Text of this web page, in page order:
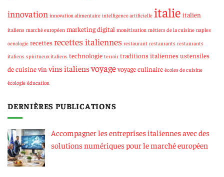
innovation innovation alimentaire intelligence artificielle italie italien
italiens marché européen marketing digital monétisation métiers de la cuisine naples
oenologie recettesrecettes italiennes restaurant restaurants restaurants
italiens spiritueux italiens technologie terroir traditions italiennesustensiles
de cuisinevin vins italiensvoyagevoyage culinaire écoles de cuisine
écologie éducation
DERNIÈRES PUBLICATIONS
Accompagner les entreprises italiennes avec des
solutions numériques pour le marché européen